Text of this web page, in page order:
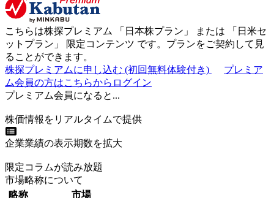
こちらは株探プレミアム 「 日本株プラン 」 または 「 日米セ
ットプラン 」 限定コンテンツ です。プランをご契約して見
ることができます。
株探プレミアムに申し込む (初回無料体験付き)
プレミア
ム会員の方はこちらからログイン
プレミアム会員になると...
株価情報をリアルタイムで提供
企業業績の表示期数を拡大
限定コラムが読み放題
市場略称について
略称
市場